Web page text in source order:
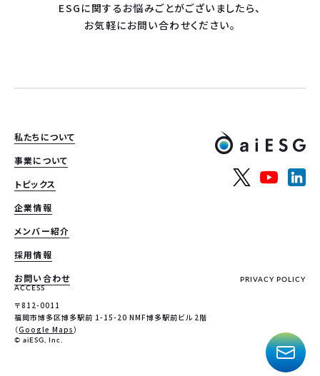
ESGに関するお悩みごとがございましたら、
お気軽にお問い合わせください。
私たちについて
事業について
トピックス
企業情報
メンバー紹介
採用情報
お問い合わせ
PRIVACY POLICY
ACCESS
〒812-0011
福岡市博多区博多駅前 1-15-20 NMF博多駅前ビル 2階
（Google Maps）
© aiESG, Inc.